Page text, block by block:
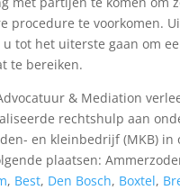
procedure te voorkomen.
tot het uiterste gaan om
te bereiken.
& Mediation
rechtshulp aan
en kleinbedrijf (MKB) in
plaatsen:
, Best, Den Bosch, Boxtel,